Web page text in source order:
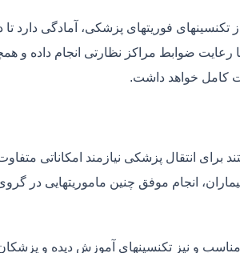
تکنسینهای فوریتهای پزشکی، آمادگی دارد
ضوابط مراکز نظارتی انجام داده و
کامل خواهد داشت.
برای انتقال پزشکی نیازمند امکاناتی
بیماران، انجام موفق چنین ماموریتهایی
مناسب و نیز تکنسینهای آموزش دیده و